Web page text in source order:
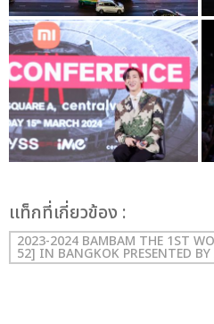
เเท็กที่เกี่ยวข้อง :
2023-2024 BAMBAM THE 1ST
52] IN BANGKOK PRESENTED